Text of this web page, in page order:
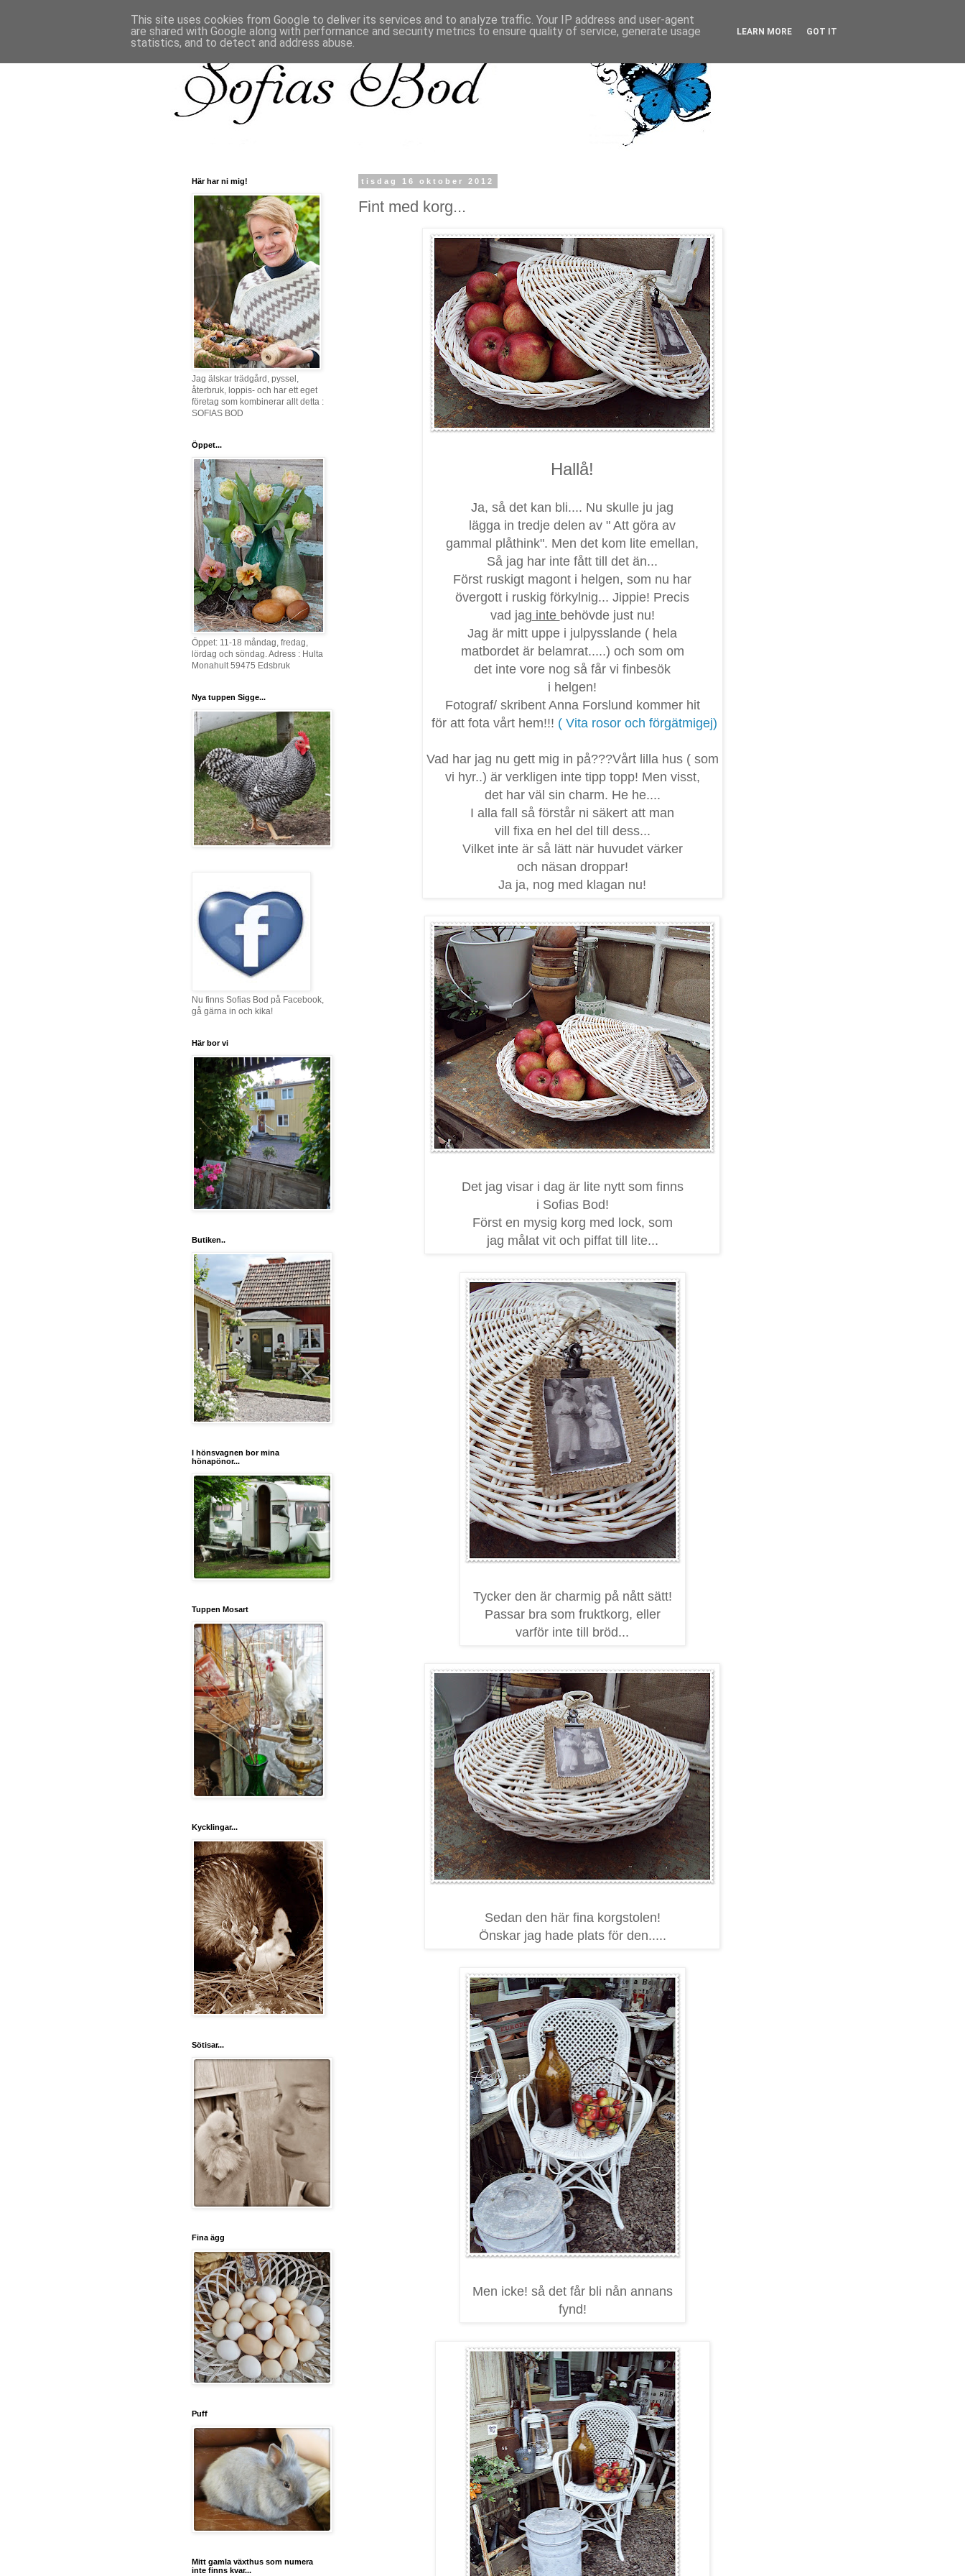
tisdag 16 oktober 2012
Fint med korg...
Hallå!
Ja, så det kan bli.... Nu skulle ju jag
lägga in tredje delen av " Att göra av
gammal plåthink". Men det kom lite emellan,
Så jag har inte fått till det än...
Först ruskigt magont i helgen, som nu har
övergott i ruskig förkylnig... Jippie! Precis
vad jag inte behövde just nu!
Jag är mitt uppe i julpysslande ( hela
matbordet är belamrat.....) och som om
det inte vore nog så får vi finbesök
i helgen!
Fotograf/ skribent Anna Forslund kommer hit
för att fota vårt hem!!! ( Vita rosor och förgätmigej)
Vad har jag nu gett mig in på???Vårt lilla hus ( som
vi hyr..) är verkligen inte tipp topp! Men visst,
det har väl sin charm. He he....
I alla fall så förstår ni säkert att man
vill fixa en hel del till dess...
Vilket inte är så lätt när huvudet värker
och näsan droppar!
Ja ja, nog med klagan nu!
Det jag visar i dag är lite nytt som finns
i Sofias Bod!
Först en mysig korg med lock, som
jag målat vit och piffat till lite...
Tycker den är charmig på nått sätt!
Passar bra som fruktkorg, eller
varför inte till bröd...
Sedan den här fina korgstolen!
Önskar jag hade plats för den.....
Men icke! så det får bli nån annans
fynd!
Här har ni mig!
Jag älskar trädgård, pyssel,
återbruk, loppis- och har ett eget
företag som kombinerar allt detta :
SOFIAS BOD
Öppet...
Öppet: 11-18 måndag, fredag,
lördag och söndag. Adress : Hulta
Monahult 59475 Edsbruk
Nya tuppen Sigge...
Nu finns Sofias Bod på Facebook,
gå gärna in och kika!
Här bor vi
Butiken..
I hönsvagnen bor mina
hönapönor...
Tuppen Mosart
Kycklingar...
Sötisar...
Fina ägg
Puff
Mitt gamla växthus som numera
inte finns kvar...
This site uses cookies from Google to deliver its services and to analyze traffic. Your IP address and user-agent
are shared with Google along with performance and security metrics to ensure quality of service, generate usage
statistics, and to detect and address abuse.
LEARN MORE GOT IT